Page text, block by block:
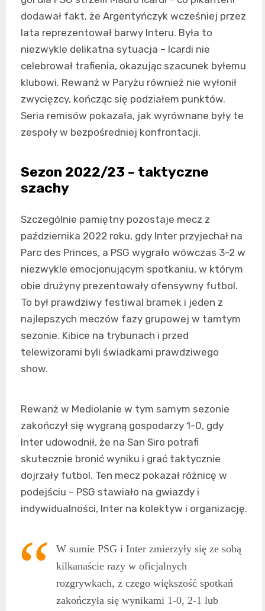
dodawał fakt, że Argentyńczyk wcześniej przez
lata reprezentował barwy Interu. Była to
niezwykle delikatna sytuacja – Icardi nie
celebrował trafienia, okazując szacunek byłemu
klubowi. Rewanż w Paryżu również nie wyłonił
zwycięzcy, kończąc się podziałem punktów.
Seria remisów pokazała, jak wyrównane były te
zespoły w bezpośredniej konfrontacji.
Sezon 2022/23 – taktyczne
szachy
Szczególnie pamiętny pozostaje mecz z
października 2022 roku, gdy Inter przyjechał na
Parc des Princes, a PSG wygrało wówczas 3-2 w
niezwykle emocjonującym spotkaniu, w którym
obie drużyny prezentowały ofensywny futbol.
To był prawdziwy festiwal bramek i jeden z
najlepszych meczów fazy grupowej w tamtym
sezonie. Kibice na trybunach i przed
telewizorami byli świadkami prawdziwego
show.
Rewanż w Mediolanie w tym samym sezonie
zakończył się wygraną gospodarzy 1-0, gdy
Inter udowodnił, że na San Siro potrafi
skutecznie bronić wyniku i grać taktycznie
dojrzały futbol. Ten mecz pokazał różnicę w
podejściu – PSG stawiało na gwiazdy i
indywidualności, Inter na kolektyw i organizację.
W sumie PSG i Inter zmierzyły się ze sobą
kilkanaście razy w oficjalnych
rozgrywkach, z czego większość spotkań
zakończyła się wynikami 1-0, 2-1 lub